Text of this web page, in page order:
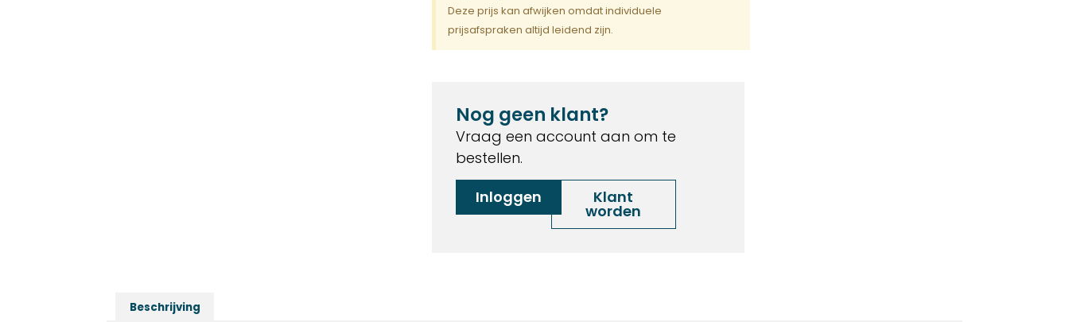
Deze prijs kan afwijken omdat individuele
prijsafspraken altijd leidend zijn.
Nog geen klant?
Vraag een account aan om te
bestellen.
Inloggen
Klant
worden
Beschrijving